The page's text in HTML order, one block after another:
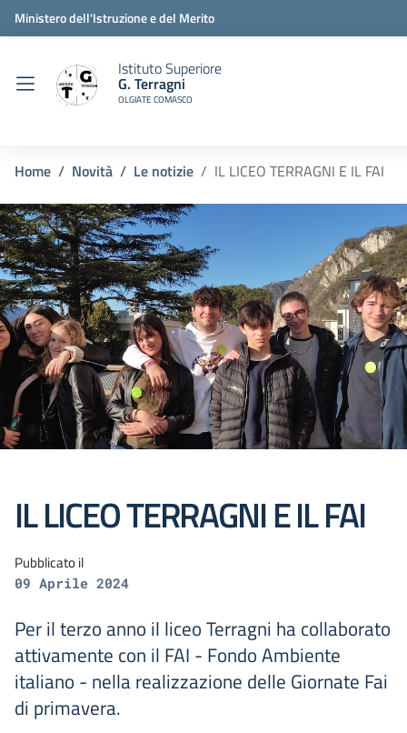
Ministero dell'Istruzione e del Merito
Istituto Superiore
G. Terragni
OLGIATE COMASCO
Home Novità Le notizie IL LICEO TERRAGNI E IL FAI
IL LICEO TERRAGNI E IL FAI
Pubblicato il
09 Aprile 2024
Per il terzo anno il liceo Terragni ha collaborato
attivamente con il FAI - Fondo Ambiente
italiano - nella realizzazione delle Giornate Fai
di primavera.